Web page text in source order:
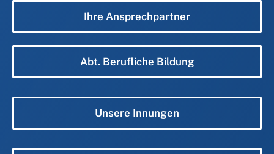
Ihre Ansprechpartner
Abt. Berufliche Bildung
Unsere Innungen